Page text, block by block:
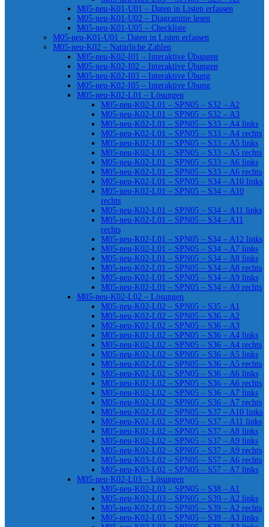
M05-neu-K01-U01 – Daten in Listen erfassen
M05-neu-K01-U02 – Diagramme lesen
M05-neu-K01-U05 – Checkliste
M05-neu-K01-U01 – Daten in Listen erfassen
M05-neu-K02 – Natürliche Zahlen
M05-neu-K02-I01 – Interaktive Übungen
M05-neu-K02-I02 – Interaktive Übungen
M05-neu-K02-I03 – Interaktive Übung
M05-neu-K02-I05 – Interaktive Übung
M05-neu-K02-L01 – Lösungen
M05-neu-K02-L01 – SPN05 – S32 – A2
M05-neu-K02-L01 – SPN05 – S32 – A3
M05-neu-K02-L01 – SPN05 – S33 – A4 links
M05-neu-K02-L01 – SPN05 – S33 – A4 rechts
M05-neu-K02-L01 – SPN05 – S33 – A5 links
M05-neu-K02-L01 – SPN05 – S33 – A5 rechts
M05-neu-K02-L01 – SPN05 – S33 – A6 links
M05-neu-K02-L01 – SPN05 – S33 – A6 rechts
M05-neu-K02-L01 – SPN05 – S34 – A10 links
M05-neu-K02-L01 – SPN05 – S34 – A10
rechts
M05-neu-K02-L01 – SPN05 – S34 – A11 links
M05-neu-K02-L01 – SPN05 – S34 – A11
rechts
M05-neu-K02-L01 – SPN05 – S34 – A12 links
M05-neu-K02-L01 – SPN05 – S34 – A7 links
M05-neu-K02-L01 – SPN05 – S34 – A8 links
M05-neu-K02-L01 – SPN05 – S34 – A8 rechts
M05-neu-K02-L01 – SPN05 – S34 – A9 links
M05-neu-K02-L01 – SPN05 – S34 – A9 rechts
M05-neu-K02-L02 – Lösungen
M05-neu-K02-L02 – SPN05 – S35 – A1
M05-neu-K02-L02 – SPN05 – S36 – A2
M05-neu-K02-L02 – SPN05 – S36 – A3
M05-neu-K02-L02 – SPN05 – S36 – A4 links
M05-neu-K02-L02 – SPN05 – S36 – A4 rechts
M05-neu-K02-L02 – SPN05 – S36 – A5 links
M05-neu-K02-L02 – SPN05 – S36 – A5 rechts
M05-neu-K02-L02 – SPN05 – S36 – A6 links
M05-neu-K02-L02 – SPN05 – S36 – A6 rechts
M05-neu-K02-L02 – SPN05 – S36 – A7 links
M05-neu-K02-L02 – SPN05 – S36 – A7 rechts
M05-neu-K02-L02 – SPN05 – S37 – A10 links
M05-neu-K02-L02 – SPN05 – S37 – A11 links
M05-neu-K02-L02 – SPN05 – S37 – A8 links
M05-neu-K02-L02 – SPN05 – S37 – A9 links
M05-neu-K02-L02 – SPN05 – S37 – A9 rechts
M05-neu-K03-L02 – SPN05 – S57 – A6 rechts
M05-neu-K03-L02 – SPN05 – S57 – A7 links
M05-neu-K02-L03 – Lösungen
M05-neu-K02-L03 – SPN05 – S38 – A1
M05-neu-K02-L03 – SPN05 – S39 – A2 links
M05-neu-K02-L03 – SPN05 – S39 – A2 rechts
M05-neu-K02-L03 – SPN05 – S39 – A3 links